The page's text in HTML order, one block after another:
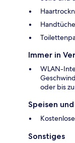
Immer in
WLAN-
oder bis
Speisen
Sonstiges